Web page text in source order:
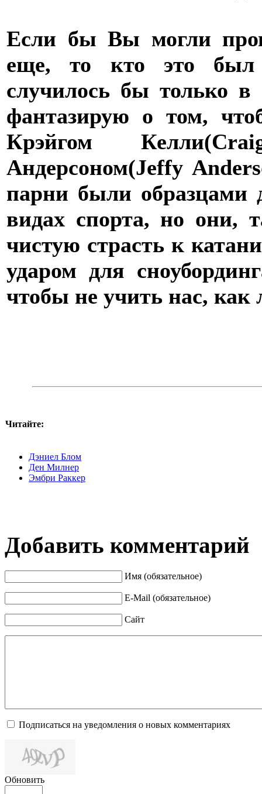
Если бы Вы могли
еще, то кто это
случилось бы только в
фантазирую о том,
Крэйгом
Андерсоном(Jeffy
парни были образцами
видах спорта, но они,
чистую страсть к
ударом для
чтобы не учить нас, как
Читайте:
Дэниел Блом
Ден Милнер
Эмбри Раккер
Добавить комментарий
Имя (обязательное)
E-Mail (обязательное)
Сайт
Подписаться на уведомления о новых комментариях
Обновить